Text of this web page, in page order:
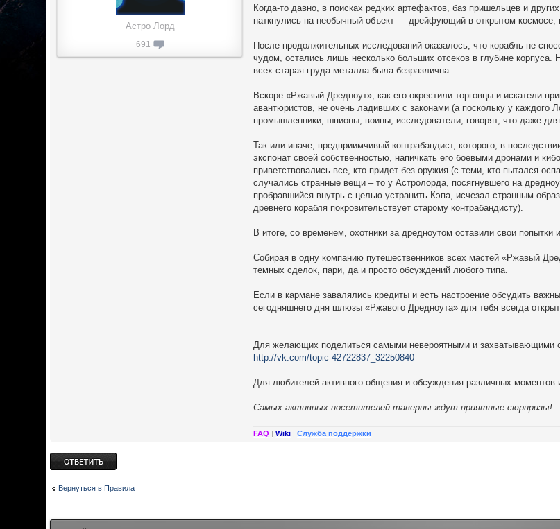
Когда-то давно, в поисках редких артефактов, баз пришельцев и
наткнулись на необычный объект — дрейфующий в открытом космосе,
После продолжительных исследований оказалось, что корабль не
чудом, остались лишь несколько больших отсеков в глубине
всех старая груда металла была безразлична.
Вскоре «Ржавый Дредноут», как его окрестили торговцы и искатели
авантюристов, не очень ладивших с законами (а поскольку у каждого
промышленники, шпионы, воины, исследователи, говорят, что даже
Так или иначе, предприимчивый контрабандист, которого, в
экспонат своей собственностью, напичкать его боевыми дронами и
приветствовались все, кто придет без оружия (с теми, кто пытался
случались странные вещи – то у Астролорда, посягнувшего на
пробравшийся внутрь с целью устранить Кэпа, исчезал странным
древнего корабля покровительствует старому контрабандисту).
В итоге, со временем, охотники за дредноутом оставили свои
Собирая в одну компанию путешественников всех мастей «Ржавый
темных сделок, пари, да и просто обсуждений любого типа.
Если в кармане завалялись кредиты и есть настроение обсудить
сегодняшнего дня шлюзы «Ржавого Дредноута» для тебя всегда
Для желающих поделиться самыми невероятными и захватывающими
http://vk.com/topic-42722837_32250840
Для любителей активного общения и обсуждения различных моментов
Cамых активных посетителей таверны ждут приятные сюрпризы!
FAQ |Wiki |Служба поддержки
Астро Лорд
691
Ответить
Вернуться в Правила